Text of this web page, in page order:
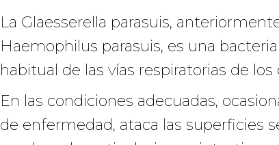
La Glaesserella parasuis,
Haemophilus parasuis, es una
habitual de las vías respiratorias de los
En las condiciones adecuadas,
de enfermedad, ataca las superficies